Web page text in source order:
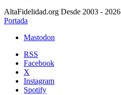
AltaFidelidad.org Desde 2003 - 2026
Portada
Mastodon
RSS
Facebook
X
Instagram
Spotify